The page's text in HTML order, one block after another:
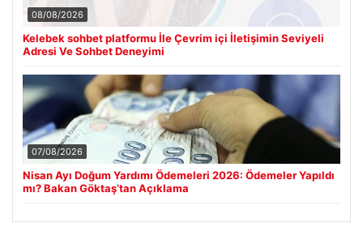
08/08/2026
Kelebek sohbet platformu İle Çevrim içi İletişimin Seviyeli
Adresi Ve Sohbet Deneyimi
07/08/2026
Nisan Ayı Doğum Yardımı Ödemeleri 2026: Ödemeler Yapıldı
mı? Bakan Göktaş’tan Açıklama